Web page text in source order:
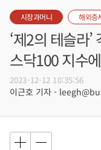
시장과머니 해외증
‘제2의 테슬라
스닥100 지수
2023-12-12 10:35:56
이근호 기자 -